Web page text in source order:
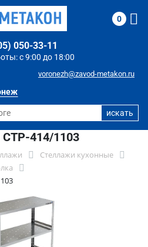
с 9:00 до 18:00
050-33-11
voronezh@zavod-metakon.ru
0
414/1103
Стеллажи кухонные